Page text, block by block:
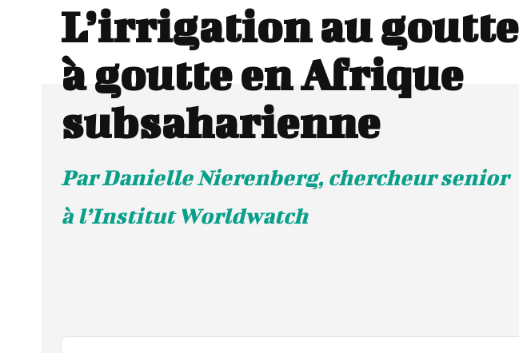
L’irrigation au goutte
à goutte en Afrique
subsaharienne
Par Danielle Nierenberg, chercheur senior
à l’Institut Worldwatch